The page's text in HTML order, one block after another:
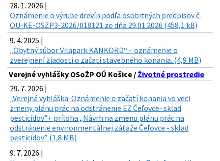
28. 1. 2026 |
Oznámenie o výrube drevín podľa osobitných predpisov č.
OU-KE-OSZP3-2026/018121 zo dňa 29.01.2026 (458,1 kB)
9. 4. 2025 |
„Obytný súbor Vilapark KANKORD“ – oznámenie o
zverejnení žiadosti o začatí stavebného konania. (4,9 MB)
Verejné vyhlášky OSoŽP OÚ Košice / Životné prostredie
29. 7. 2026 |
„Verejná vyhláška-Oznámenie o začatí konania vo veci
zmeny plánu prác na odstránenie EZ Čeľovce- sklad
pesticídov”+ príloha „Návrh na zmenu plánu prác na
odstránenie environmentálnej záťaže Čeľovce - sklad
pesticídov” (1,8 MB)
9. 7. 2026 |